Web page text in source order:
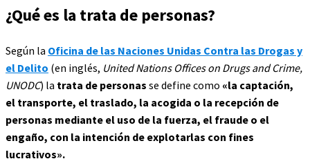
¿Qué es la trata de personas?
Según la Oficina de las Naciones Unidas Contra las Drogas y
el Delito (en inglés, United Nations Offices on Drugs and Crime,
UNODC) la trata de personas se define como «la captación,
el transporte, el traslado, la acogida o la recepción de
personas mediante el uso de la fuerza, el fraude o el
engaño, con la intención de explotarlas con fines
lucrativos».